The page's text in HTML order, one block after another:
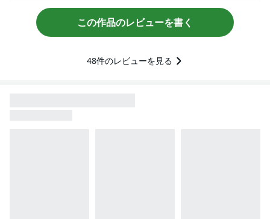
この作品のレビューを書く
48件のレビューを見る